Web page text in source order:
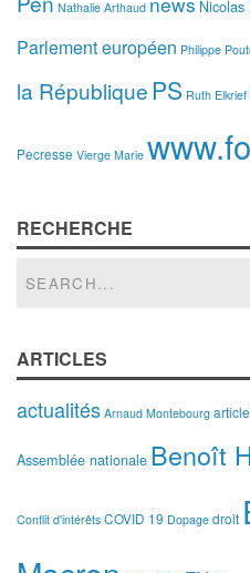
Nathalie Arthaud Nicolas
Parlement européen Philippe
la République PS Ruth Elkrief
Pecresse Vierge Marie
RECHERCHE
ARTICLES
actualités Arnaud Montebourg
Assemblée nationale Benoît
Conflit d'intérêts COVID 19 Dopage droit